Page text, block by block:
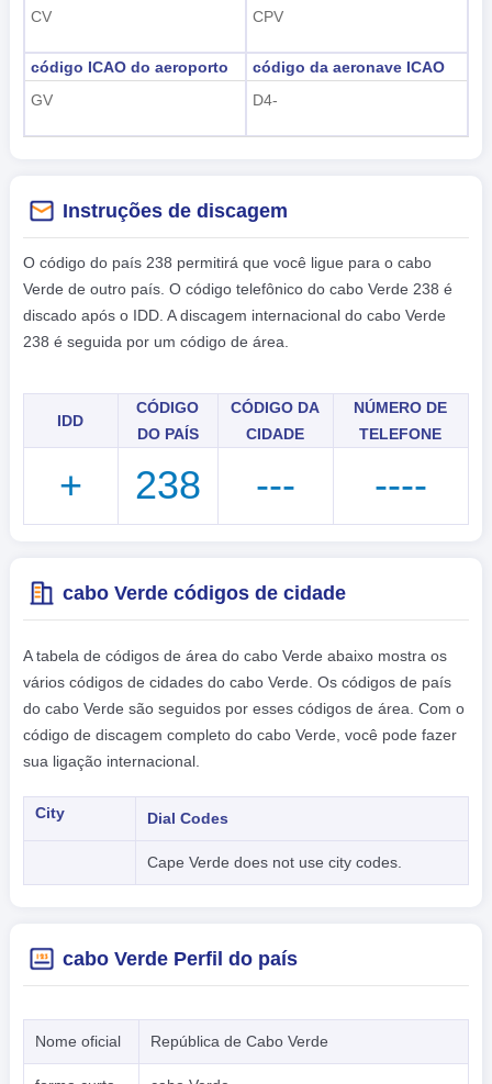
CV
CPV
código ICAO do aeroporto
GV
código da aeronave ICAO
D4-
Instruções de discagem
O código do país 238 permitirá que você ligue para o cabo
Verde de outro país. O código telefônico do cabo Verde 238 é
discado após o IDD. A discagem internacional do cabo Verde
238 é seguida por um código de área.
IDD
CÓDIGO
DO PAÍS
CÓDIGO DA
CIDADE
NÚMERO DE
TELEFONE
+ 238 --- ----
cabo Verde códigos de cidade
A tabela de códigos de área do cabo Verde abaixo mostra os
vários códigos de cidades do cabo Verde. Os códigos de país
do cabo Verde são seguidos por esses códigos de área. Com o
código de discagem completo do cabo Verde, você pode fazer
sua ligação internacional.
City Dial Codes
Cape Verde does not use city codes.
cabo Verde Perfil do país
Nome oficial República de Cabo Verde